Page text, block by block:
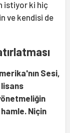
istiyor ki hiç
ve kendisi de
Sesi,
lisans
Niçin